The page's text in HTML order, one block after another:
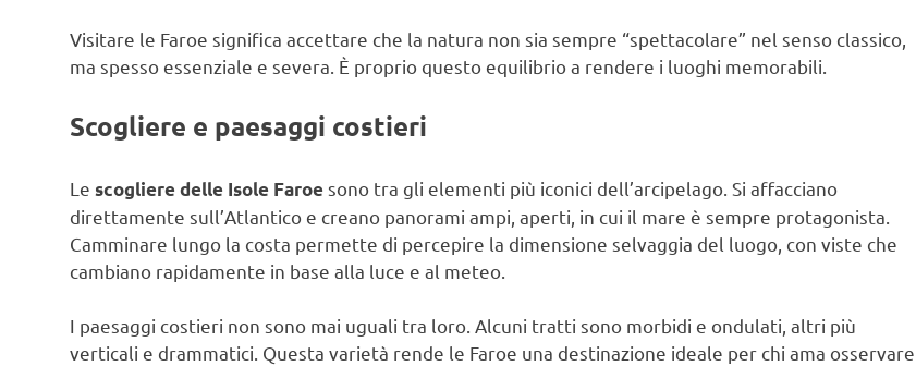
Visitare le Faroe significa accettare che la natura non sia sempre “spettacolare” nel senso classico,
ma spesso essenziale e severa. È proprio questo equilibrio a rendere i luoghi memorabili.
Scogliere e paesaggi costieri
Le scogliere delle Isole Faroe sono tra gli elementi più iconici dell’arcipelago. Si affacciano
direttamente sull’Atlantico e creano panorami ampi, aperti, in cui il mare è sempre protagonista.
Camminare lungo la costa permette di percepire la dimensione selvaggia del luogo, con viste che
cambiano rapidamente in base alla luce e al meteo.
I paesaggi costieri non sono mai uguali tra loro. Alcuni tratti sono morbidi e ondulati, altri più
verticali e drammatici. Questa varietà rende le Faroe una destinazione ideale per chi ama osservare